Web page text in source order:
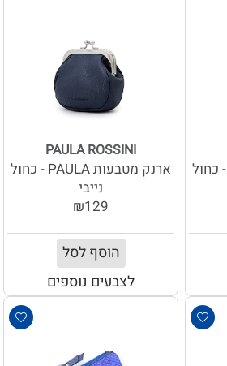
ארנק מטבעות PAULA - כחול
PAULA ROSSINI
ארנק מטבעות PAULA - כחול
נייבי
₪129
הוסף לסל
לצבעים נוספים